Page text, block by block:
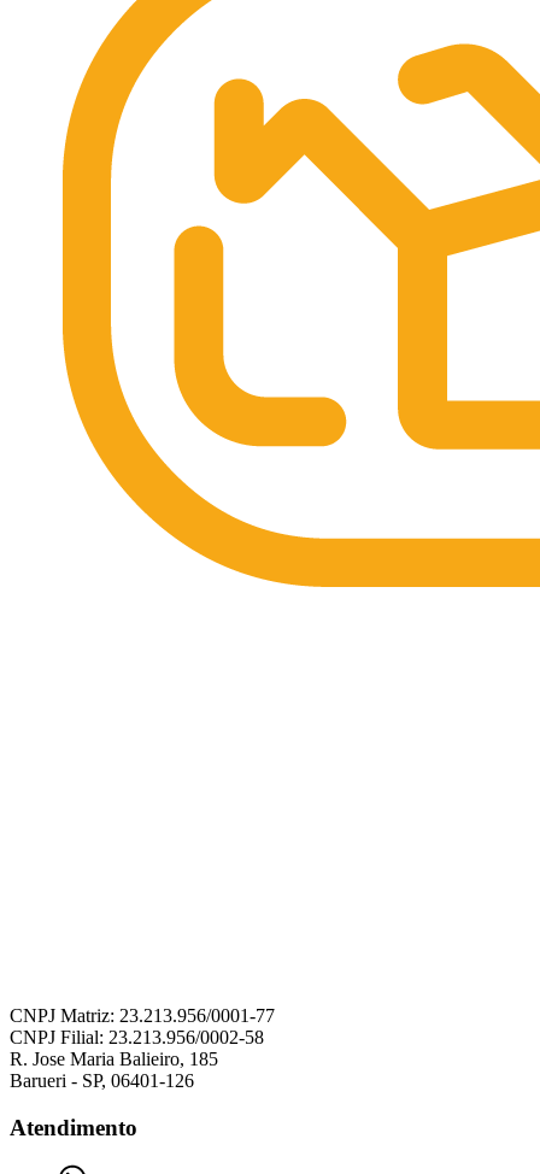
CNPJ Matriz: 23.213.956/0001-77
CNPJ Filial: 23.213.956/0002-58
R. Jose Maria Balieiro, 185
Barueri - SP, 06401-126
Atendimento